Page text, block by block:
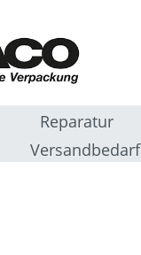
Reparatur
Versandbedarf